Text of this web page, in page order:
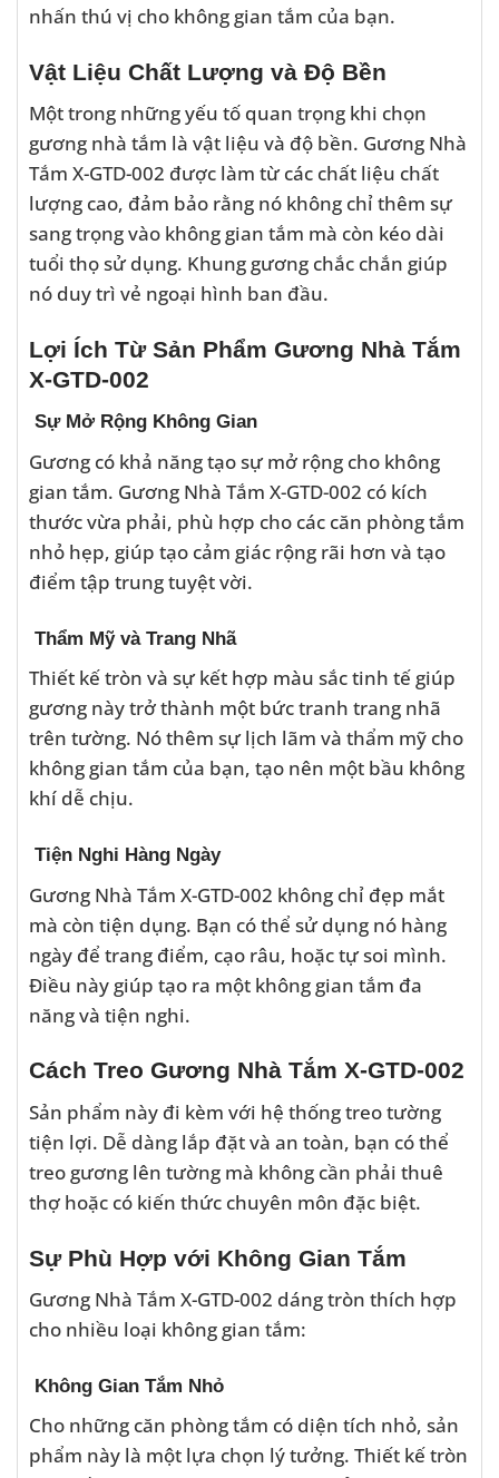
nhấn thú vị cho không gian tắm của bạn.
Vật Liệu Chất Lượng và Độ Bền
Một trong những yếu tố quan trọng khi chọn
gương nhà tắm là vật liệu và độ bền. Gương Nhà
Tắm X-GTD-002 được làm từ các chất liệu chất
lượng cao, đảm bảo rằng nó không chỉ thêm sự
sang trọng vào không gian tắm mà còn kéo dài
tuổi thọ sử dụng. Khung gương chắc chắn giúp
nó duy trì vẻ ngoại hình ban đầu.
Lợi Ích Từ Sản Phẩm Gương Nhà Tắm
X-GTD-002
Sự Mở Rộng Không Gian
Gương có khả năng tạo sự mở rộng cho không
gian tắm. Gương Nhà Tắm X-GTD-002 có kích
thước vừa phải, phù hợp cho các căn phòng tắm
nhỏ hẹp, giúp tạo cảm giác rộng rãi hơn và tạo
điểm tập trung tuyệt vời.
Thẩm Mỹ và Trang Nhã
Thiết kế tròn và sự kết hợp màu sắc tinh tế giúp
gương này trở thành một bức tranh trang nhã
trên tường. Nó thêm sự lịch lãm và thẩm mỹ cho
không gian tắm của bạn, tạo nên một bầu không
khí dễ chịu.
Tiện Nghi Hàng Ngày
Gương Nhà Tắm X-GTD-002 không chỉ đẹp mắt
mà còn tiện dụng. Bạn có thể sử dụng nó hàng
ngày để trang điểm, cạo râu, hoặc tự soi mình.
Điều này giúp tạo ra một không gian tắm đa
năng và tiện nghi.
Cách Treo Gương Nhà Tắm X-GTD-002
Sản phẩm này đi kèm với hệ thống treo tường
tiện lợi. Dễ dàng lắp đặt và an toàn, bạn có thể
treo gương lên tường mà không cần phải thuê
thợ hoặc có kiến thức chuyên môn đặc biệt.
Sự Phù Hợp với Không Gian Tắm
Gương Nhà Tắm X-GTD-002 dáng tròn thích hợp
cho nhiều loại không gian tắm:
Không Gian Tắm Nhỏ
Cho những căn phòng tắm có diện tích nhỏ, sản
phẩm này là một lựa chọn lý tưởng. Thiết kế tròn